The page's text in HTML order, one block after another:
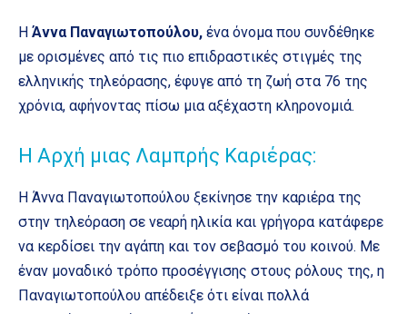
Η Άννα Παναγιωτοπούλου, ένα όνομα που συνδέθηκε
με ορισμένες από τις πιο επιδραστικές στιγμές της
ελληνικής τηλεόρασης, έφυγε από τη ζωή στα 76 της
χρόνια, αφήνοντας πίσω μια αξέχαστη κληρονομιά.
Η Αρχή μιας Λαμπρής Καριέρας:
Η Άννα Παναγιωτοπούλου ξεκίνησε την καριέρα της
στην τηλεόραση σε νεαρή ηλικία και γρήγορα κατάφερε
να κερδίσει την αγάπη και τον σεβασμό του κοινού. Με
έναν μοναδικό τρόπο προσέγγισης στους ρόλους της, η
Παναγιωτοπούλου απέδειξε ότι είναι πολλά